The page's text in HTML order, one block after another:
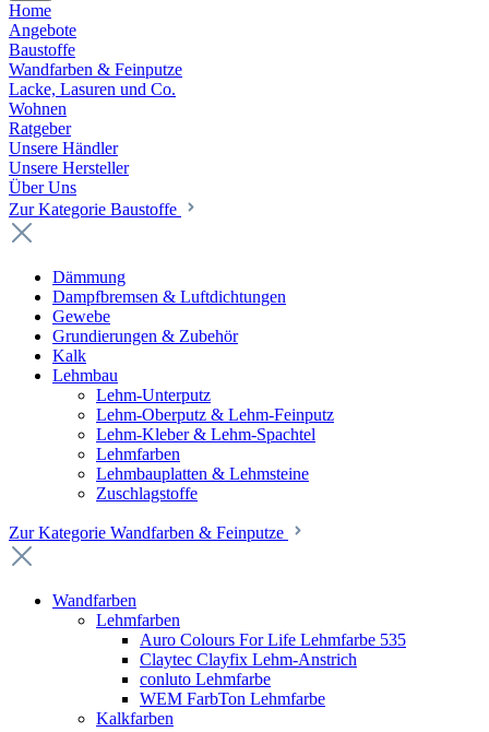
Home
Angebote
Baustoffe
Wandfarben & Feinputze
Lacke, Lasuren und Co.
Wohnen
Ratgeber
Unsere Händler
Unsere Hersteller
Über Uns
Zur Kategorie Baustoffe
Dämmung
Dampfbremsen & Luftdichtungen
Gewebe
Grundierungen & Zubehör
Kalk
Lehmbau
Lehm-Unterputz
Lehm-Oberputz & Lehm-Feinputz
Lehm-Kleber & Lehm-Spachtel
Lehmfarben
Lehmbauplatten & Lehmsteine
Zuschlagstoffe
Zur Kategorie Wandfarben & Feinputze
Wandfarben
Lehmfarben
Auro Colours For Life Lehmfarbe 535
Claytec Clayfix Lehm-Anstrich
conluto Lehmfarbe
WEM FarbTon Lehmfarbe
Kalkfarben